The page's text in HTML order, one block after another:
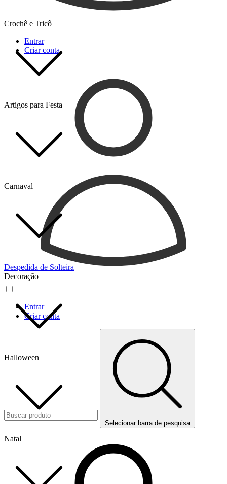
Crochê e Tricô
Artigos para Festa
Carnaval
Despedida de Solteira
Decoração
Halloween
Natal
Entrar
Criar conta
Entrar
Criar conta
Selecionar barra de pesquisa